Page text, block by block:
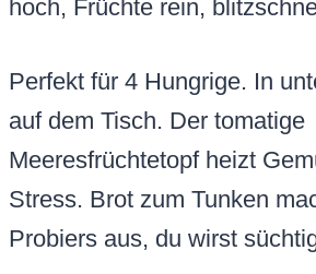
hoch, Früchte rein,
Perfekt für 4 Hungrige. In
auf dem Tisch. Der tomatige
Meeresfrüchtetopf heizt
Stress. Brot zum Tunken
Probiers aus, du wirst